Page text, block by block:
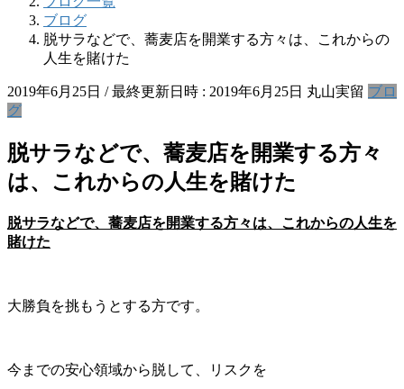
ブログ
脱サラなどで、蕎麦店を開業する方々は、これからの
人生を賭けた
2019年6月25日 / 最終更新日時 : 2019年6月25日 丸山実留 ブロ
グ
脱サラなどで、蕎麦店を開業する方々
は、これからの人生を賭けた
脱サラなどで、蕎麦店を開業する方々は、これからの人生を
賭けた
大勝負を挑もうとする方です。
今までの安心領域から脱して、リスクを